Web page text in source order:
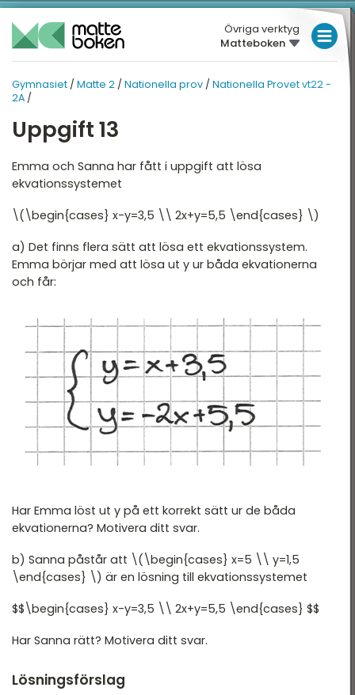
Övriga verktyg
Matteboken
Gymnasiet / Matte 2 / Nationella prov / Nationella Provet vt22 -
2A /
Uppgift 13
Emma och Sanna har fått i uppgift att lösa
ekvationssystemet
\(\begin{cases} x-y=3,5 \\ 2x+y=5,5 \end{cases} \)
a) Det finns flera sätt att lösa ett ekvationssystem.
Emma börjar med att lösa ut y ur båda ekvationerna
och får:
Har Emma löst ut y på ett korrekt sätt ur de båda
ekvationerna? Motivera ditt svar.
b) Sanna påstår att \(\begin{cases} x=5 \\ y=1,5
\end{cases} \) är en lösning till ekvationssystemet
$$\begin{cases} x-y=3,5 \\ 2x+y=5,5 \end{cases} $$
Har Sanna rätt? Motivera ditt svar.
Lösningsförslag
LÅGSTADIET
MELLANSTADIET
GYMNASIET
GYMNASIET
2
och grafer
ekvationssystem
och geometri
prov
MATTE 2
2B
Nationella Provet vt15 -
2A
Nationella Provet vt15 -
2B
Nationella Provet vt15 -
2C
Nationella Provet ht13 -
Nationella provet vt12 -
2B
2C
exempel
DIGITALA VERKTYG
MATTE PÅ LÄTT SV